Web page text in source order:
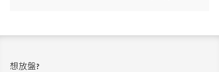
想放盤?